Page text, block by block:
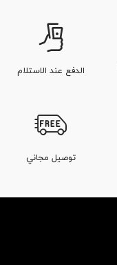
الدفع عند الاستلام
توصيل مجاني